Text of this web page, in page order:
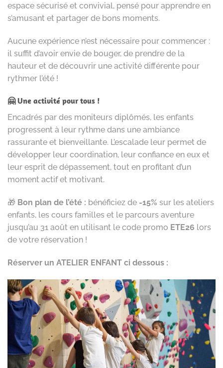
espace sécurisé et convivial, pensé pour apprendre en
s’amusant et partager de bons moments.
Aucune expérience n’est nécessaire pour commencer :
il suffit d’avoir envie de bouger, de prendre de la
hauteur et de découvrir une activité différente pour
rythmer l’été !
🤗 Une activité pour tous !
Encadrés par des moniteurs diplômés, les enfants
progressent à leur rythme dans une ambiance
rassurante et bienveillante. L’escalade leur permet de
développer leur coordination, leur confiance en eux et
leur esprit de dépassement, tout en profitant d’un
moment actif et motivant.
🎁 Bon plan de l’été : bénéficiez de -15% sur les ateliers
enfants, les cours familles et le parcours aventure
jusqu’au 31 août en utilisant le code promo ETE26 lors
de votre réservation !
Réserver un ATELIER ENFANT ci dessous :